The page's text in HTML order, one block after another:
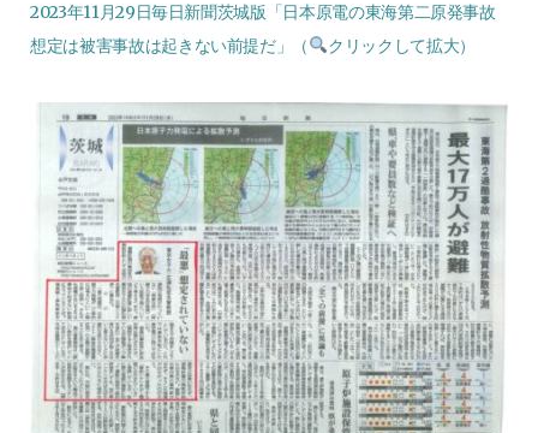
2023年11月29日毎日新聞茨城版「日本原電の東海第二原発事故
想定は被害事故は起きない前提だ」（
クリックして拡大）